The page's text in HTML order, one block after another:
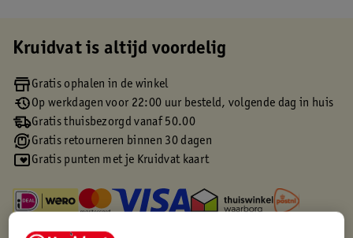
Kruidvat is altijd voordelig
Gratis ophalen in de winkel
Op werkdagen voor 22:00 uur besteld, volgende dag in huis
Gratis thuisbezorgd vanaf 50.00
Gratis retourneren binnen 30 dagen
Gratis punten met je Kruidvat kaart